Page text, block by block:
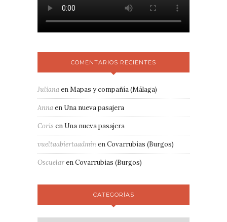
COMENTARIOS RECIENTES
JulianaenMapas y compañía (Málaga)
Annaen Una nueva pasajera
Coris en Una nueva pasajera
vueltaabiertaadminenCovarrubias (Burgos)
OscuelarenCovarrubias (Burgos)
CATEGORÍAS